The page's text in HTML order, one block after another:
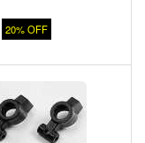
20% OFF